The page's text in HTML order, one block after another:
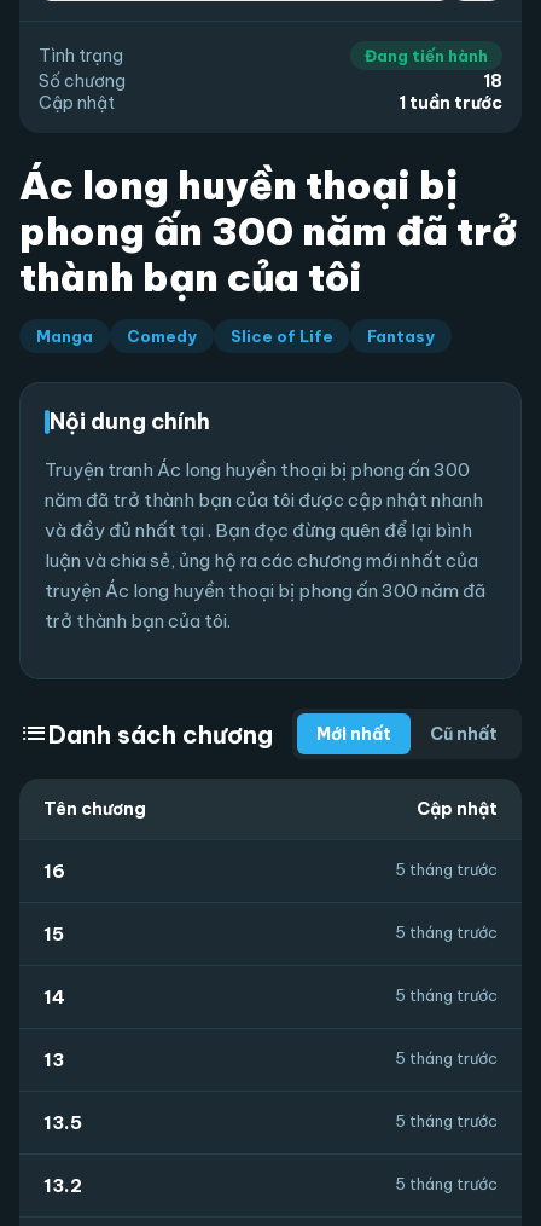
Tình trạng Đang tiến hành
Số chương
18
Cập nhật
1 tuần trước
Ác long huyền thoại bị
phong ấn 300 năm đã trở
thành bạn của tôi
Manga Comedy Slice of Life Fantasy
Nội dung chính
Truyện tranh Ác long huyền thoại bị phong ấn 300
năm đã trở thành bạn của tôi được cập nhật nhanh
và đầy đủ nhất tại . Bạn đọc đừng quên để lại bình
luận và chia sẻ, ủng hộ ra các chương mới nhất của
truyện Ác long huyền thoại bị phong ấn 300 năm đã
trở thành bạn của tôi.
listDanh sách chương Mới nhất Cũ nhất
Tên chương Cập nhật
16 5 tháng trước
15 5 tháng trước
14 5 tháng trước
13 5 tháng trước
13.5 5 tháng trước
13.2 5 tháng trước